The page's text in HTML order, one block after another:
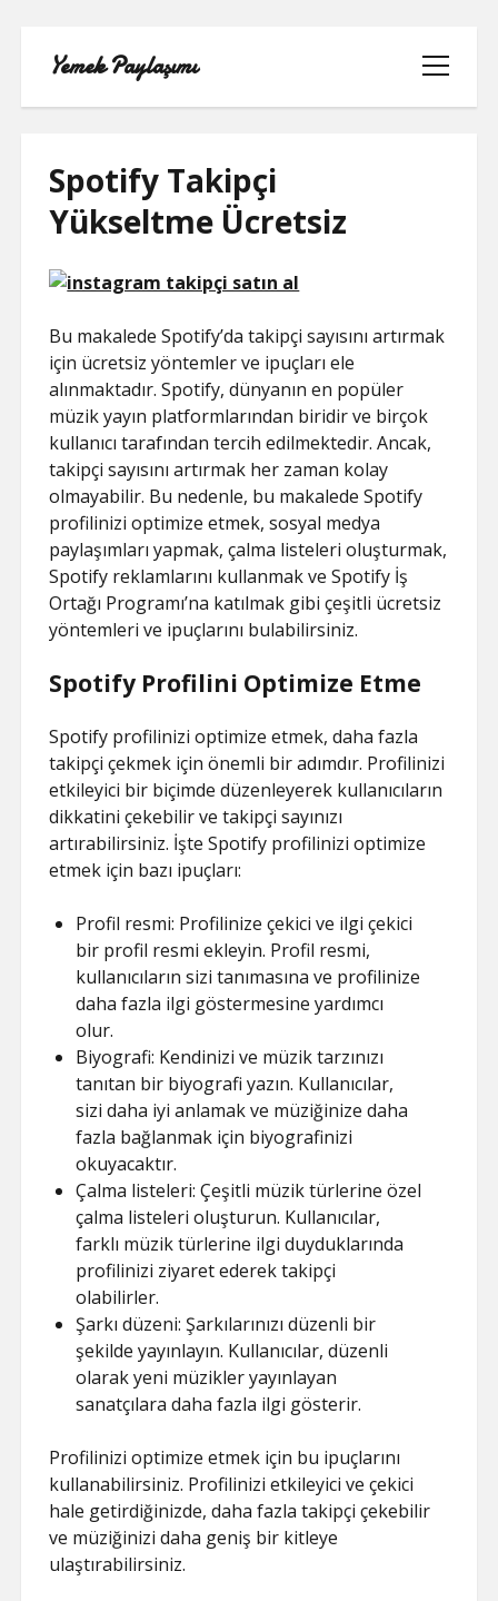
Yemek Paylaşımı
menüyü
aç
LISTE
SAYFA LISTESI
SPOTIFY TAKIPÇI YÜKSELTME
ÜCRETSIZ
TIKTOK GIZLI CANLI YAYIN IZLEME
TWITTER IZLENME GÖNDERME
ŞIFRESIZ
Spotify Takipçi
Yükseltme Ücretsiz
Bu makalede Spotify’da takipçi sayısını artırmak
için ücretsiz yöntemler ve ipuçları ele
alınmaktadır. Spotify, dünyanın en popüler
müzik yayın platformlarından biridir ve birçok
kullanıcı tarafından tercih edilmektedir. Ancak,
takipçi sayısını artırmak her zaman kolay
olmayabilir. Bu nedenle, bu makalede Spotify
profilinizi optimize etmek, sosyal medya
paylaşımları yapmak, çalma listeleri oluşturmak,
Spotify reklamlarını kullanmak ve Spotify İş
Ortağı Programı’na katılmak gibi çeşitli ücretsiz
yöntemleri ve ipuçlarını bulabilirsiniz.
Spotify Profilini Optimize Etme
Spotify profilinizi optimize etmek, daha fazla
takipçi çekmek için önemli bir adımdır. Profilinizi
etkileyici bir biçimde düzenleyerek kullanıcıların
dikkatini çekebilir ve takipçi sayınızı
artırabilirsiniz. İşte Spotify profilinizi optimize
etmek için bazı ipuçları:
Profil resmi: Profilinize çekici ve ilgi çekici
bir profil resmi ekleyin. Profil resmi,
kullanıcıların sizi tanımasına ve profilinize
daha fazla ilgi göstermesine yardımcı
olur.
Biyografi: Kendinizi ve müzik tarzınızı
tanıtan bir biyografi yazın. Kullanıcılar,
sizi daha iyi anlamak ve müziğinize daha
fazla bağlanmak için biyografinizi
okuyacaktır.
Çalma listeleri: Çeşitli müzik türlerine özel
çalma listeleri oluşturun. Kullanıcılar,
farklı müzik türlerine ilgi duyduklarında
profilinizi ziyaret ederek takipçi
olabilirler.
Şarkı düzeni: Şarkılarınızı düzenli bir
şekilde yayınlayın. Kullanıcılar, düzenli
olarak yeni müzikler yayınlayan
sanatçılara daha fazla ilgi gösterir.
Profilinizi optimize etmek için bu ipuçlarını
kullanabilirsiniz. Profilinizi etkileyici ve çekici
hale getirdiğinizde, daha fazla takipçi çekebilir
ve müziğinizi daha geniş bir kitleye
ulaştırabilirsiniz.